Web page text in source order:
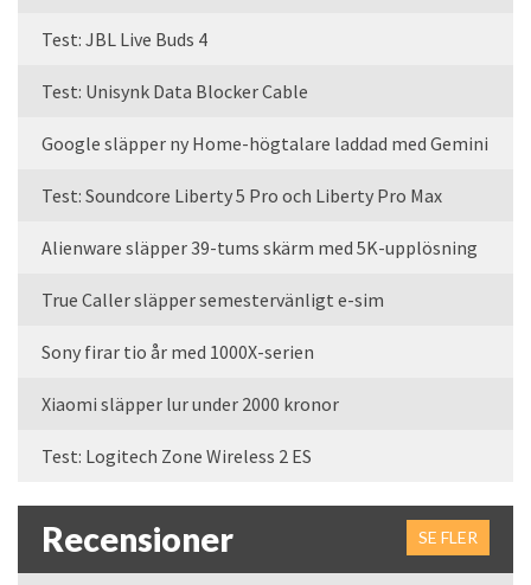
Test: JBL Live Buds 4
Test: Unisynk Data Blocker Cable
Google släpper ny Home-högtalare laddad med Gemini
Test: Soundcore Liberty 5 Pro och Liberty Pro Max
Alienware släpper 39-tums skärm med 5K-upplösning
True Caller släpper semestervänligt e-sim
Sony firar tio år med 1000X-serien
Xiaomi släpper lur under 2000 kronor
Test: Logitech Zone Wireless 2 ES
Recensioner SE FLER